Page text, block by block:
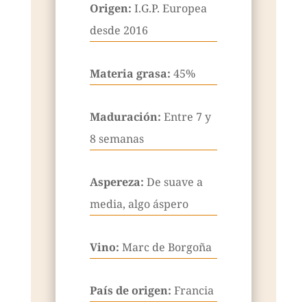
Origen: I.G.P. Europea
desde 2016
Materia grasa: 45%
Maduración: Entre 7 y
8 semanas
Aspereza: De suave a
media, algo áspero
Vino: Marc de Borgoña
País de origen: Francia